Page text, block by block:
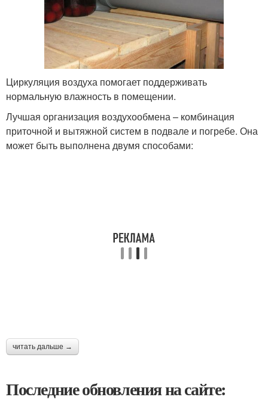
Циркуляция воздуха помогает поддерживать
нормальную влажность в помещении.
Лучшая организация воздухообмена – комбинация
приточной и вытяжной систем в подвале и погребе. Она
может быть выполнена двумя способами:
читать дальше →
Последние обновления на сайте: